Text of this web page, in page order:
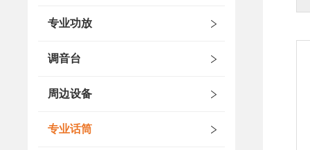
专业功放
调音台
周边设备
专业话筒